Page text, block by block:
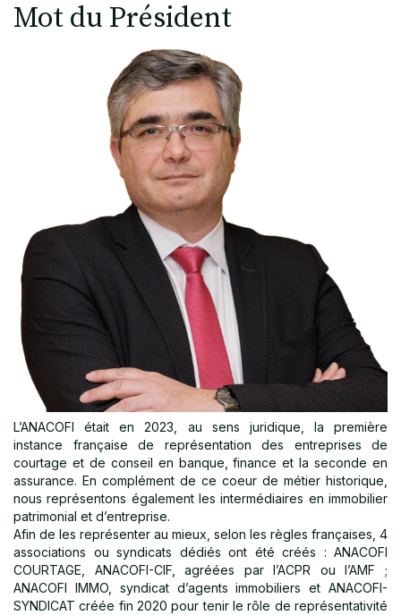
Mot du Président
L’ANACOFI était en 2023, au sens juridique, la première
instance française de représentation des entreprises de
courtage et de conseil en banque, finance et la seconde en
assurance. En complément de ce coeur de métier historique,
nous représentons également les intermédiaires en immobilier
patrimonial et d’entreprise.
Afin de les représenter au mieux, selon les règles françaises, 4
associations ou syndicats dédiés ont été créés : ANACOFI
COURTAGE, ANACOFI-CIF, agréées par l’ACPR ou l’AMF ;
ANACOFI IMMO, syndicat d’agents immobiliers et ANACOFI-
SYNDICAT créée fin 2020 pour tenir le rôle de représentativité